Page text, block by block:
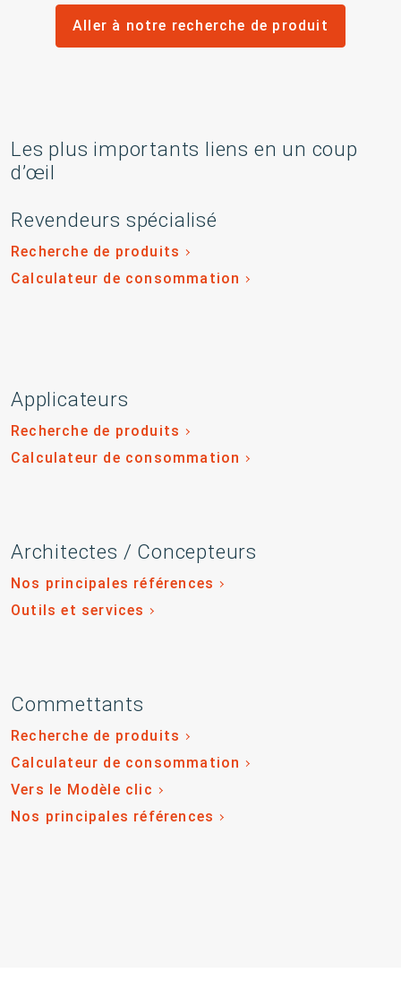
Aller à notre recherche de produit
Les plus importants liens en un coup
d’œil
Revendeurs spécialisé
Recherche de produits
Calculateur de consommation
Applicateurs
Recherche de produits
Calculateur de consommation
Architectes / Concepteurs
Nos principales références
Outils et services
Commettants
Recherche de produits
Calculateur de consommation
Vers le Modèle clic
Nos principales références